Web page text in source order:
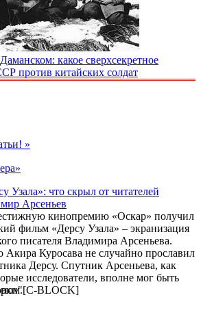
какое сверхсекретное
против китайских солдат
»
Узала»: что скрыл от читателей
Арсеньев
кинопремию «Оскар» получил
фильм «Дерсу Узала» – экранизация
писателя Владимира Арсеньева.
Акира Куросава не случайно прославил
Дерсу. Спутник Арсеньева, как
исследователи, вполне мог быть
BLOCK]